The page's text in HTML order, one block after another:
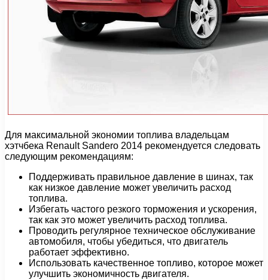
Для максимальной экономии топлива владельцам
хэтчбека Renault Sandero 2014 рекомендуется следовать
следующим рекомендациям:
Поддерживать правильное давление в шинах, так
как низкое давление может увеличить расход
топлива.
Избегать частого резкого торможения и ускорения,
так как это может увеличить расход топлива.
Проводить регулярное техническое обслуживание
автомобиля, чтобы убедиться, что двигатель
работает эффективно.
Использовать качественное топливо, которое может
улучшить экономичность двигателя.